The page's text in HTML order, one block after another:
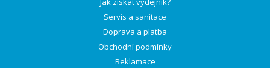
Servis a sanitace
Doprava a platba
Obchodní podmínky
Reklamace